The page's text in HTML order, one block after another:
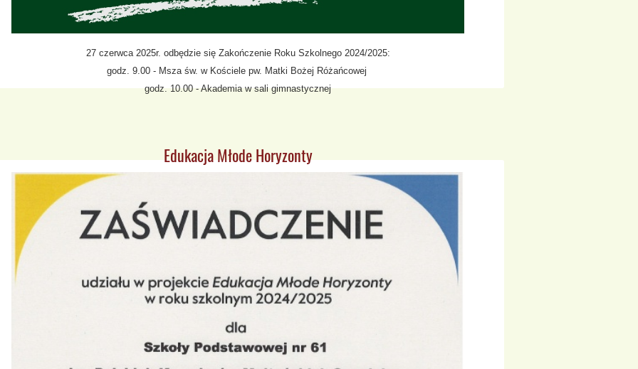
27 czerwca 2025r. odbędzie się Zakończenie Roku Szkolnego 2024/2025:
godz. 9.00 - Msza św. w Kościele pw. Matki Bożej Różańcowej
godz. 10.00 - Akademia w sali gimnastycznej
Edukacja Młode Horyzonty